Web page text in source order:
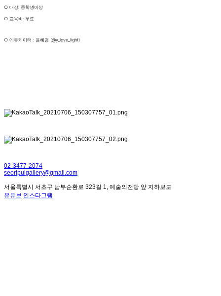
○ 대상: 중학생이상
○ 교육비: 무료
○ 에듀케이터 : 윤혜경 (@y_love_light)
02-3477-2074
seoripulgallery@gmail.com
서울특별시 서초구 남부순환로 323길 1, 예술의전당 앞 지하보도
유튜브 인스타그램